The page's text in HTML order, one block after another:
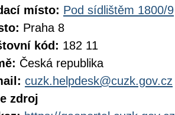
místo: Pod sídlištěm 1800/9
Praha 8
kód: 182 11
Česká republika
cuzk.helpdesk@cuzk.gov.cz
zdroj